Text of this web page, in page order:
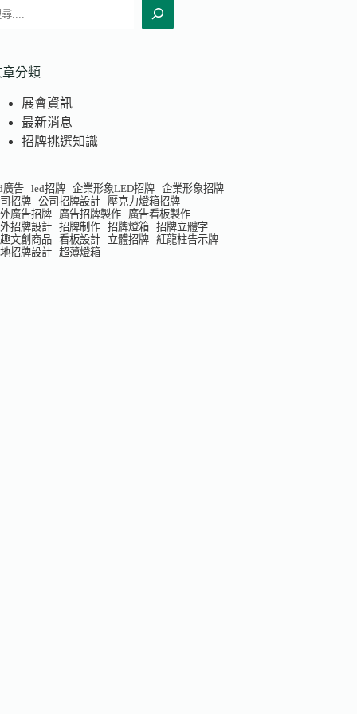
分類
展會資訊
最新消息
招牌挑選知識
廣告 led招牌 企業形象LED招牌
企業形象招牌
招牌
公司招牌設計
壓克力燈箱招牌
廣告招牌
廣告招牌製作
廣告看板製作
招牌設計
招牌制作 招牌燈箱
招牌立體字
文創商品
看板設計 立體招牌
紅龍柱告示牌
招牌設計
超薄燈箱